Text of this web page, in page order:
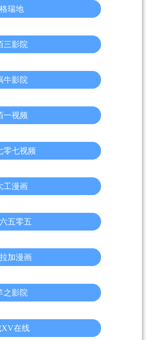
格瑞地
三影院
牛影院
一视频
零七视频
工漫画
五零五
加漫画
之影院
XV在线